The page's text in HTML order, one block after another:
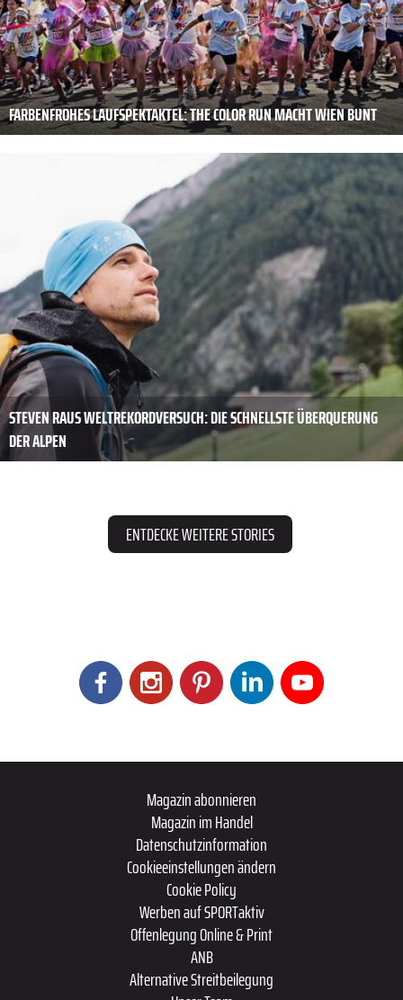
FARBENFROHES LAUFSPEKTAKTEL: THE COLOR RUN MACHT WIEN BUNT
STEVEN RAUS WELTREKORDVERSUCH: DIE SCHNELLSTE ÜBERQUERUNG
DER ALPEN
ENTDECKE WEITERE STORIES
Magazin abonnieren
Magazin im Handel
Datenschutzinformation
Cookieeinstellungen ändern
Cookie Policy
Werben auf SPORTaktiv
Offenlegung Online & Print
ANB
Alternative Streitbeilegung